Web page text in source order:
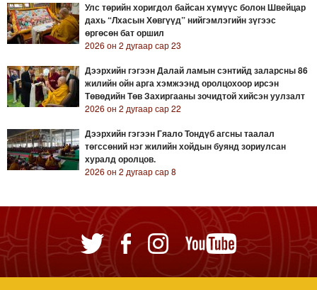
Улс төрийн хоригдол байсан хүмүүс болон Швейцар
дахь “Лхасын Хөвгүүд” нийгэмлэгийн зүгээс
өргөсөн бат оршил
2026 он 2 дугаар сар 23
Дээрхийн гэгээн Далай ламын сэнтийд заларсны 86
жилийн ойн арга хэмжээнд оролцохоор ирсэн
Төвөдийн Төв Захиргааны зочидтой хийсэн уулзалт
2026 он 2 дугаар сар 22
Дээрхийн гэгээн Гяало Тондүб агсны таалал
төгссөний нэг жилийн хойдын буянд зориулсан
хуралд оролцов.
2026 он 2 дугаар сар 8